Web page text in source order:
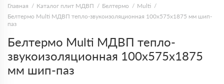
Главная Каталог плит МДВП Белтермо
Multi
Белтермо Multi МДВП тепло-звукоизоляционная 100х575х1875 мм шип-
паз
Белтермо Multi МДВП тепло-
звукоизоляционная 100х575х1875
мм шип-паз